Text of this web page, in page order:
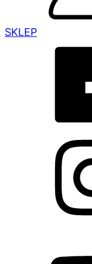
SKLEP